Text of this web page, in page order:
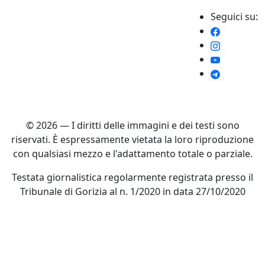
Seguici su:
© 2026 — I diritti delle immagini e dei testi sono
riservati. È espressamente vietata la loro riproduzione
con qualsiasi mezzo e l'adattamento totale o parziale.
Testata giornalistica regolarmente registrata presso il
Tribunale di Gorizia al n. 1/2020 in data 27/10/2020